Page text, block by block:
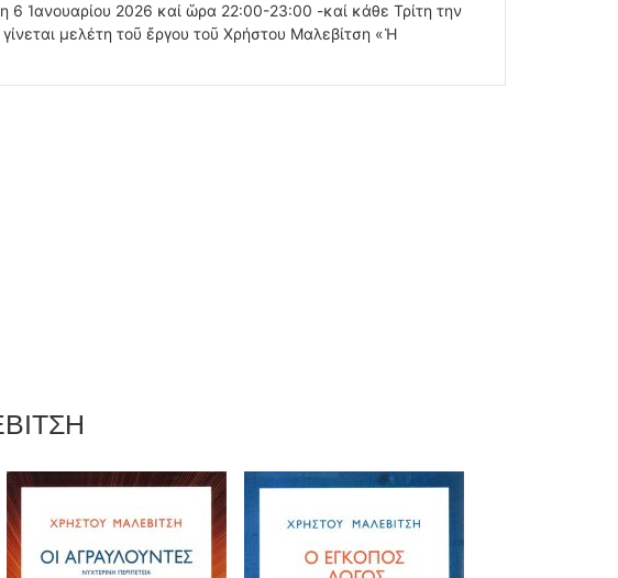
6 Ἰανουαρίου 2026 καί ὥρα 22:00-23:00 -καί κάθε Τρίτη την
μελέτη τοῦ ἔργου τοῦ Χρήστου Μαλεβίτση «Ἡ